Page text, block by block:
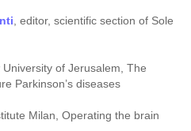
, editor, scientific section of Sole
University of Jerusalem, The
Parkinson’s diseases
Milan, Operating the brain